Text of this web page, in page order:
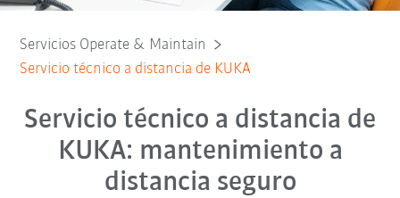
Servicios Operate & Maintain
Servicio técnico a distancia de KUKA
Servicio técnico a distancia de
KUKA: mantenimiento a
distancia seguro